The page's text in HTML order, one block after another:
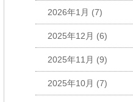
2026年1月 (7)
2025年12月 (6)
2025年11月 (9)
2025年10月 (7)